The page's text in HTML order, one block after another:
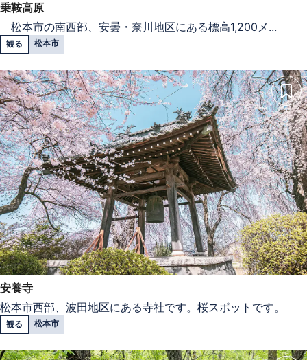
乗鞍高原
松本市の南西部、安曇・奈川地区にある標高1,200メ...
観る 松本市
安養寺
松本市西部、波田地区にある寺社です。桜スポットです。
観る 松本市